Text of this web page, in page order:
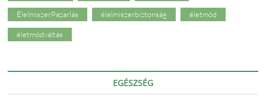
ÉlelmiszerPazarlás élelmiszerbiztonság életmód
életmódváltás
EGÉSZSÉG